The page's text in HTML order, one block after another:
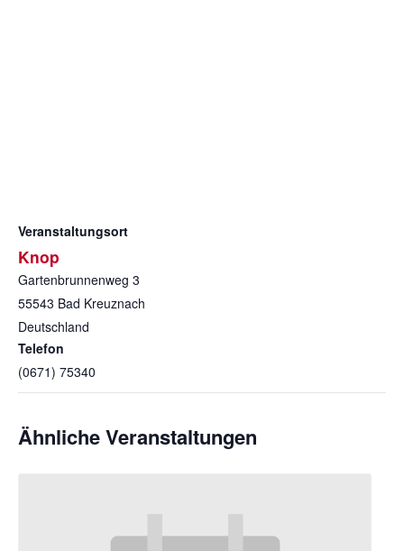
Veranstaltungsort
Knop
Gartenbrunnenweg 3
55543 Bad Kreuznach
Deutschland
Telefon
(0671) 75340
Ähnliche Veranstaltungen